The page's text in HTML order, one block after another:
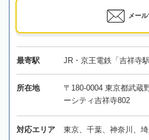
メー
最寄駅 JR・京王電鉄「吉祥寺
所在地
〒180-0004 東京都武蔵
ーシティ吉祥寺802
対応エリア 東京、千葉、神奈川、